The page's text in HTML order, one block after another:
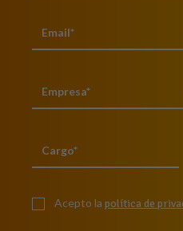
Acepto la política de